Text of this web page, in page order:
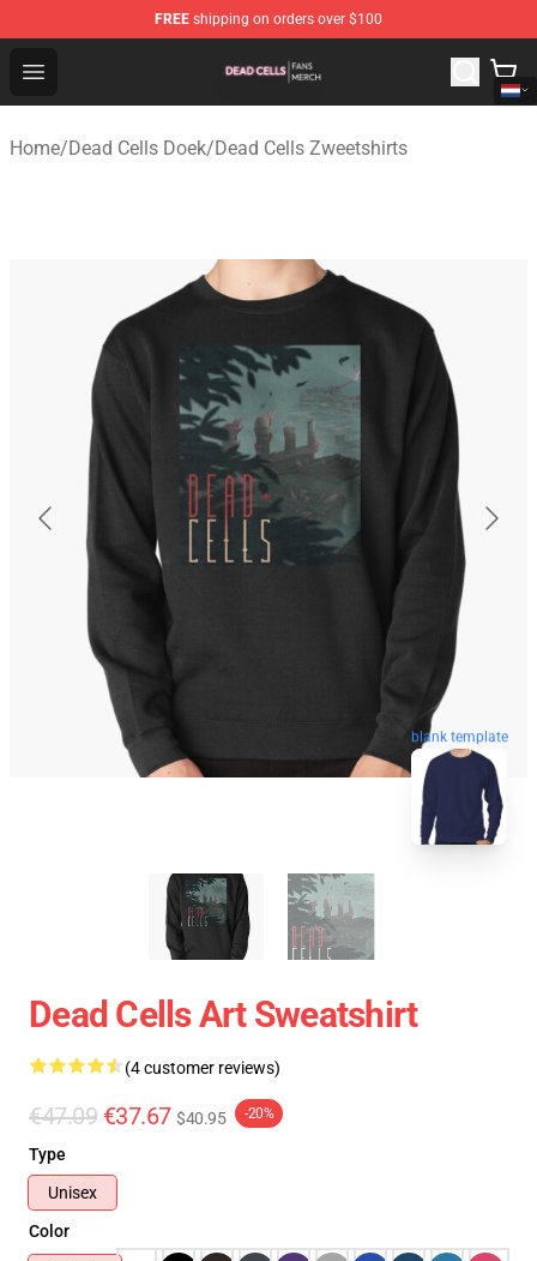
FREE shipping on orders over $100
Open menu
Dead Cells Shop - Official Dead Cells Merchandise Store
Home/Dead Cells Doek/Dead Cells Zweetshirts
blank template
Dead Cells Art Sweatshirt
(4 customer reviews)
€47.09 €37.67 $40.95 -20%
Type
Unisex
Color